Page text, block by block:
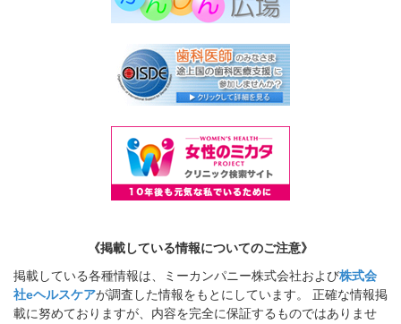
《掲載している情報についてのご注意》
掲載している各種情報は、ミーカンパニー株式会社および株式会
社eヘルスケアが調査した情報をもとにしています。 正確な情報掲
載に努めておりますが、内容を完全に保証するものではありませ